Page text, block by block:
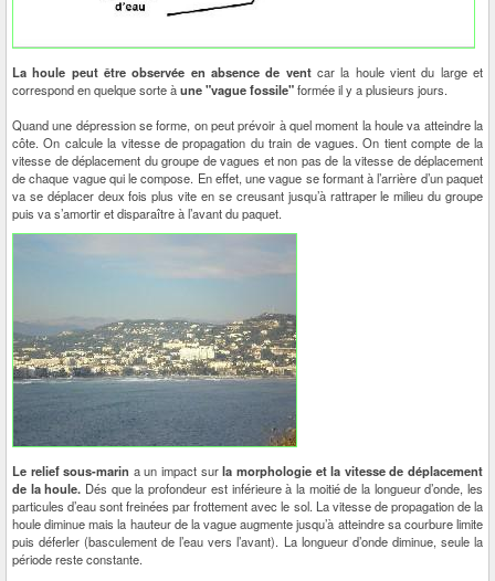
La houle peut être observée en absence de vent car la houle vient du large et
correspond en quelque sorte àune "vague fossile"formée il y a plusieurs jours.
Quand une dépression se forme, on peut prévoir à quel moment la houle va atteindre la
côte. On calcule la vitesse de propagation du train de vagues. On tient compte de la
vitesse de déplacement du groupe de vagues et non pas de la vitesse de déplacement
de chaque vague qui le compose. En effet, une vague se formant à l’arrière d’un paquet
va se déplacer deux fois plus vite en se creusant jusqu’à rattraper le milieu du groupe
puis va s’amortir et disparaître à l’avant du paquet.
Le relief sous-marin a un impact surla morphologie et la vitesse de déplacement
de la houle. Dés que la profondeur est inférieure à la moitié de la longueur d’onde, les
particules d’eau sont freinées par frottement avec le sol. La vitesse de propagation de la
houle diminue mais la hauteur de la vague augmente jusqu’à atteindre sa courbure limite
puis déferler (basculement de l’eau vers l’avant). La longueur d’onde diminue, seule la
période reste constante.